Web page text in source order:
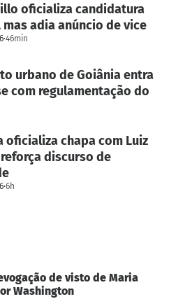
oficializa candidatura
adia anúncio de vice
·46min
urbano de Goiânia entra
com regulamentação do
oficializa chapa com Luiz
discurso de
·6h
de visto de Maria
Washington